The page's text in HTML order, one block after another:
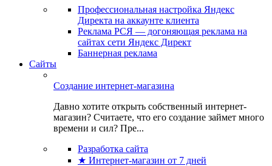
Профессиональная настройка Яндекс
Директа на аккаунте клиента
Реклама РСЯ — догоняющая реклама на
сайтах сети Яндекс Директ
Баннерная реклама
Сайты
Создание интернет-магазина
Давно хотите открыть собственный интернет-
магазин? Считаете, что его создание займет много
времени и сил? Пре...
Разработка сайта
★ Интернет-магазин от 7 дней